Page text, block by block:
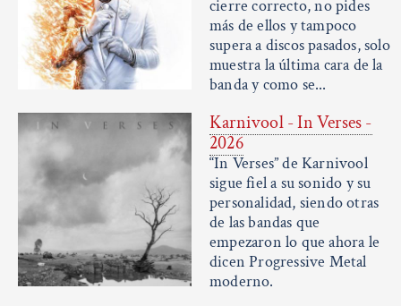
cierre correcto, no pides
más de ellos y tampoco
supera a discos pasados, solo
muestra la última cara de la
banda y como se...
Karnivool - In Verses -
2026
“In Verses” de Karnivool
sigue fiel a su sonido y su
personalidad, siendo otras
de las bandas que
empezaron lo que ahora le
dicen Progressive Metal
moderno.